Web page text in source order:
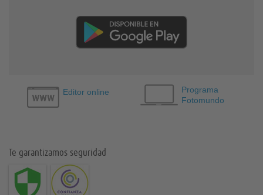
Editor online
Programa
Fotomundo
Te garantizamos seguridad